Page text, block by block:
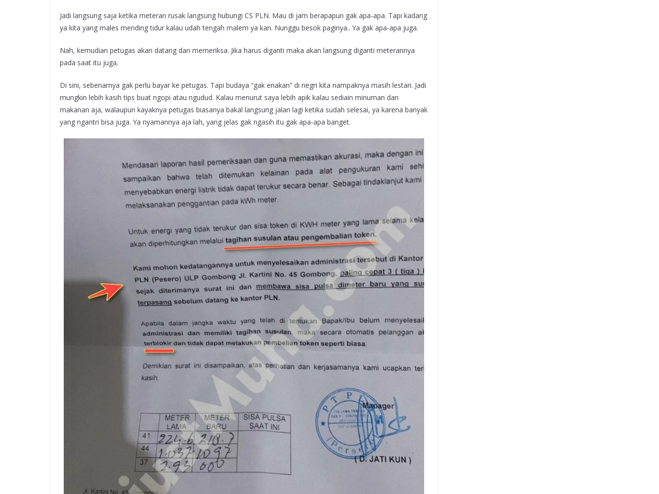
Jadi langsung saja ketika meteran rusak langsung hubungi CS PLN. Mau di jam berapapun gak apa-apa. Tapi kadang
ya kita yang males mending tidur kalau udah tengah malem ya kan. Nunggu besok paginya.. Ya gak apa-apa juga.
Nah, kemudian petugas akan datang dan memeriksa. Jika harus diganti maka akan langsung diganti meterannya
pada saat itu juga.
Di sini, sebenarnya gak perlu bayar ke petugas. Tapi budaya “gak enakan” di negri kita nampaknya masih lestari. Jadi
mungkin lebih kasih tips buat ngopi atau ngudud. Kalau menurut saya lebih apik kalau sediain minuman dan
makanan aja, walaupun kayaknya petugas biasanya bakal langsung jalan lagi ketika sudah selesai, ya karena banyak
yang ngantri bisa juga. Ya nyamannya aja lah, yang jelas gak ngasih itu gak apa-apa banget.